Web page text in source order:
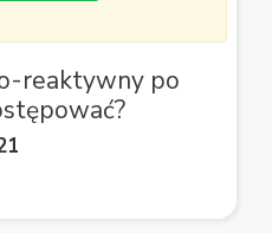
reaktywny po